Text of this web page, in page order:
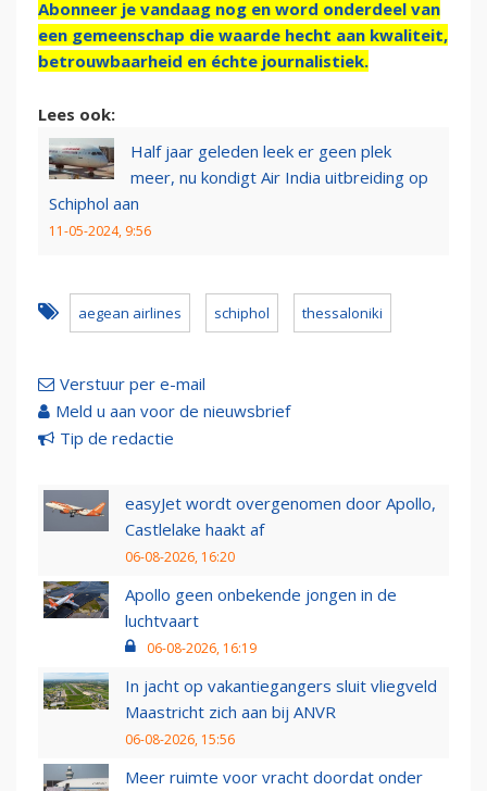
Abonneer je vandaag nog en word onderdeel van
een gemeenschap die waarde hecht aan kwaliteit,
betrouwbaarheid en échte journalistiek.
Lees ook:
Half jaar geleden leek er geen plek
meer, nu kondigt Air India uitbreiding op
Schiphol aan
11-05-2024, 9:56
aegean airlines schiphol thessaloniki
Verstuur per e-mail
Meld u aan voor de nieuwsbrief
Tip de redactie
easyJet wordt overgenomen door Apollo,
Castlelake haakt af
06-08-2026, 16:20
Apollo geen onbekende jongen in de
luchtvaart
06-08-2026, 16:19
In jacht op vakantiegangers sluit vliegveld
Maastricht zich aan bij ANVR
06-08-2026, 15:56
Meer ruimte voor vracht doordat onder